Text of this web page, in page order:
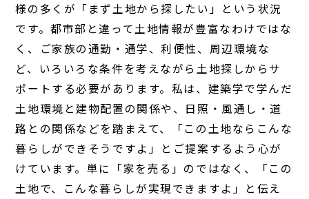
様の多くが「まず土地から探したい」という状況
です。都市部と違って土地情報が豊富なわけではな
く、ご家族の通勤・通学、利便性、周辺環境な
ど、いろいろな条件を考えながら土地探しからサ
ポートする必要があります。私は、建築学で学んだ
土地環境と建物配置の関係や、日照・風通し・道
路との関係などを踏まえて、「この土地ならこんな
暮らしができそうですよ」とご提案するよう心が
けています。単に「家を売る」のではなく、「この
土地で、こんな暮らしが実現できますよ」と伝え